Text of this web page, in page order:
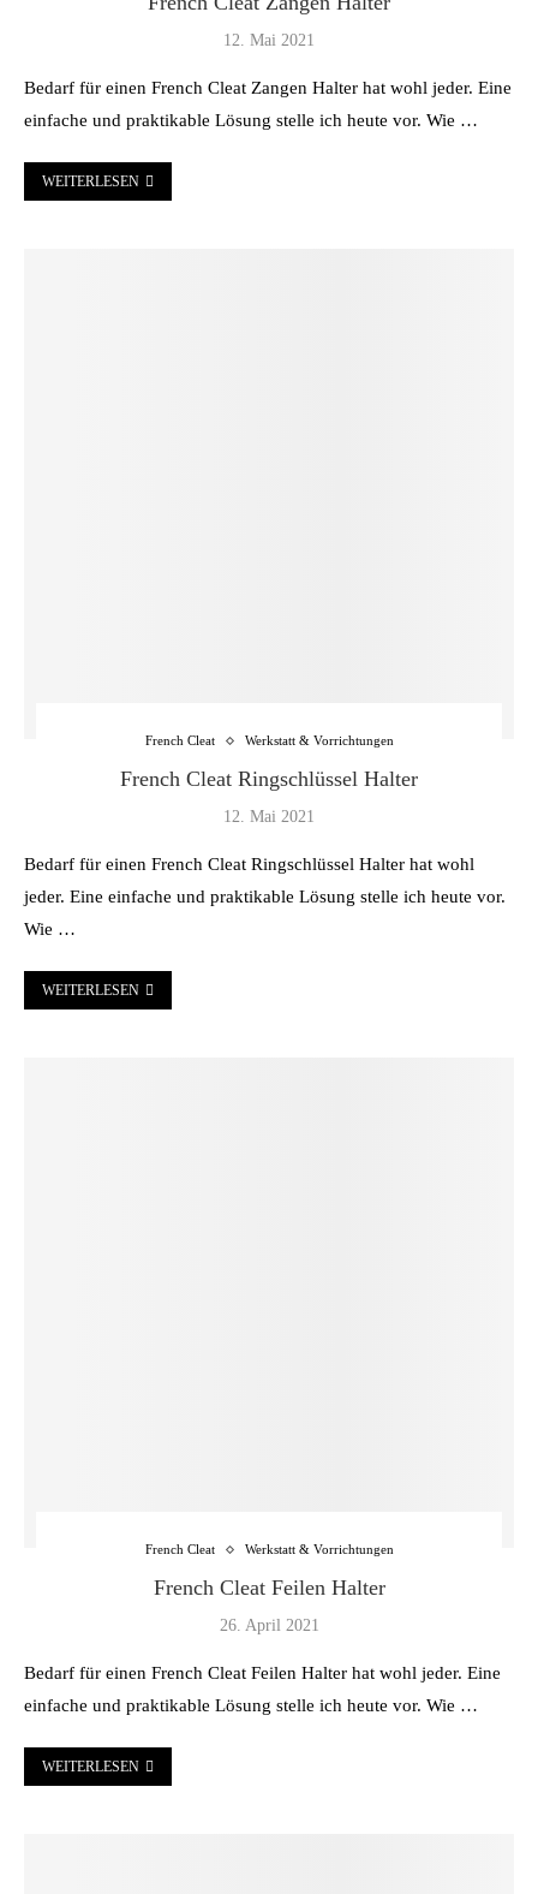
12. Mai 2021
Bedarf für einen French Cleat Zangen Halter hat wohl jeder. Eine
einfache und praktikable Lösung stelle ich heute vor. Wie …
WEITERLESEN
French Cleat Werkstatt & Vorrichtungen
French Cleat Ringschlüssel Halter
12. Mai 2021
Bedarf für einen French Cleat Ringschlüssel Halter hat wohl
jeder. Eine einfache und praktikable Lösung stelle ich heute vor.
Wie …
WEITERLESEN
French Cleat Werkstatt & Vorrichtungen
French Cleat Feilen Halter
26. April 2021
Bedarf für einen French Cleat Feilen Halter hat wohl jeder. Eine
einfache und praktikable Lösung stelle ich heute vor. Wie …
WEITERLESEN